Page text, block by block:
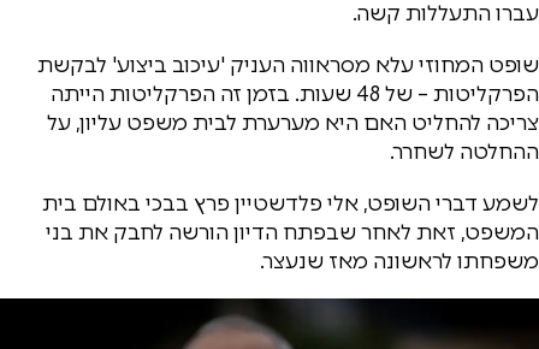
עברו התעללות קשה.
שופט המחוזי עלא מסראווה העניק 'עיכוב ביצוע' לבקשת
הפרקליטות – של 48 שעות. בזמן זה הפרקליטות הייתה
צריכה להחליט האם היא מערערת לבית משפט עליון, על
ההחלטה לשחרר.
לשמע דברי השופט, אלי פלדשטיין פרץ בבכי באולם בית
המשפט, זאת לאחר שבפתח הדיון הורשה לחבק את בני
משפחתו לראשונה מאז שנעצר.